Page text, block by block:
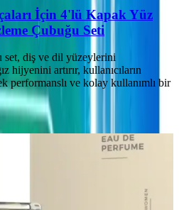
İçin 4'lü Kapak Yüz
Çubuğu Seti
set, diş ve dil yüzeylerini
hijyenini artırır, kullanıcıların
performanslı ve kolay kullanımlı bir